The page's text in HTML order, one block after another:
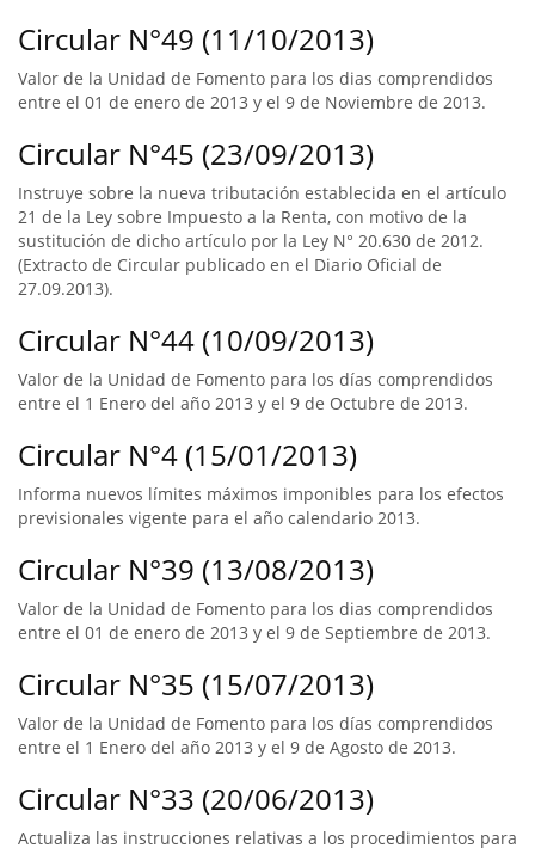
Circular N°49 (11/10/2013)
Valor de la Unidad de Fomento para los dias comprendidos
entre el 01 de enero de 2013 y el 9 de Noviembre de 2013.
Circular N°45 (23/09/2013)
Instruye sobre la nueva tributación establecida en el artículo
21 de la Ley sobre Impuesto a la Renta, con motivo de la
sustitución de dicho artículo por la Ley N° 20.630 de 2012.
(Extracto de Circular publicado en el Diario Oficial de
27.09.2013).
Circular N°44 (10/09/2013)
Valor de la Unidad de Fomento para los días comprendidos
entre el 1 Enero del año 2013 y el 9 de Octubre de 2013.
Circular N°4 (15/01/2013)
Informa nuevos límites máximos imponibles para los efectos
previsionales vigente para el año calendario 2013.
Circular N°39 (13/08/2013)
Valor de la Unidad de Fomento para los dias comprendidos
entre el 01 de enero de 2013 y el 9 de Septiembre de 2013.
Circular N°35 (15/07/2013)
Valor de la Unidad de Fomento para los días comprendidos
entre el 1 Enero del año 2013 y el 9 de Agosto de 2013.
Circular N°33 (20/06/2013)
Actualiza las instrucciones relativas a los procedimientos para